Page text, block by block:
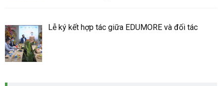
Lễ ký kết hợp tác giữa EDUMORE và đối tác